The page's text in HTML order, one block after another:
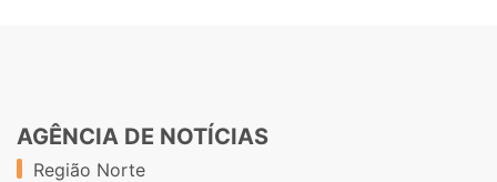
AGÊNCIA DE NOTÍCIAS
Região Norte